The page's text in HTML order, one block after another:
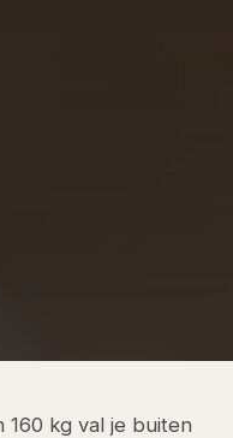
160 kg val je buiten